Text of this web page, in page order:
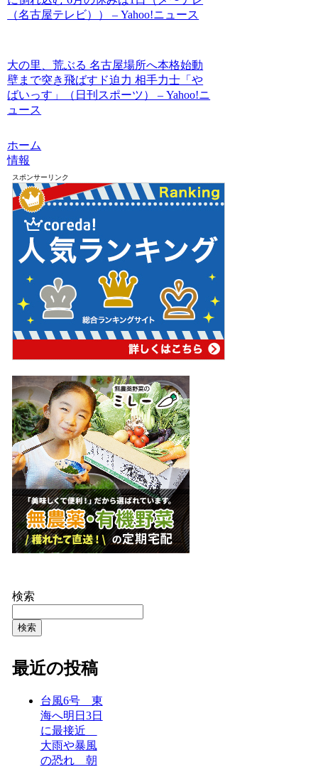
（名古屋テレビ）） – Yahoo!ニュース
大の里、荒ぶる 名古屋場所へ本格始動
壁まで突き飛ばすド迫力 相手力士「や
ばいっす」（日刊スポーツ） – Yahoo!ニ
ュース
ホーム
情報
スポンサーリンク
検索
検索
最近の投稿
台風6号 東
海へ明日3日
に最接近
大雨や暴風
の恐れ 朝